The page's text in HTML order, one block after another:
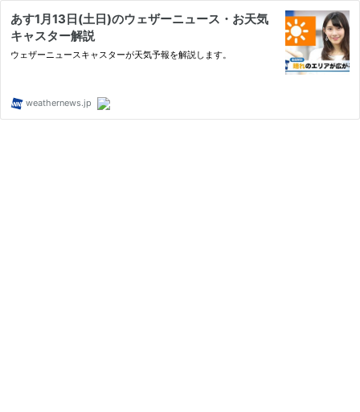
あす1月13日(土日)のウェザーニュース・お天気
キャスター解説
ウェザーニュースキャスターが天気予報を解説します。
weathernews.jp